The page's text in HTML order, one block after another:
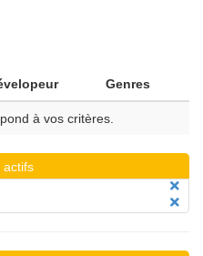
Genres
à vos critères.
actifs